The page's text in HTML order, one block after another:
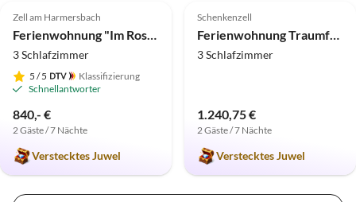
Zell am Harmersbach
3 Schlafzimmer
5 / 5
Klassifizierung
Schnellantworter
840,- €
2 Gäste / 7 Nächte
Verstecktes Juwel
Schenkenzell
3 Schlafzimmer
1.240,75 €
2 Gäste / 7 Nächte
Verstecktes Juwel